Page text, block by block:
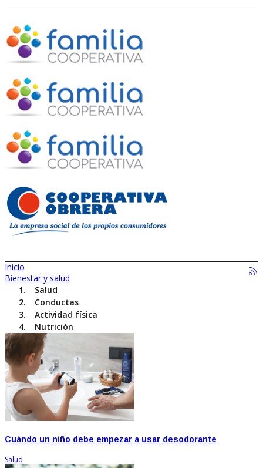
Inicio
Bienestar y salud
Salud
Conductas
Actividad física
Nutrición
Cuándo un niño debe empezar a usar desodorante
Salud